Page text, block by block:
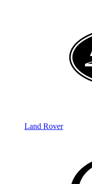
Land Rover